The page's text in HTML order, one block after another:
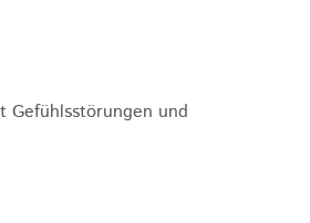
Gefühlsstörungen und